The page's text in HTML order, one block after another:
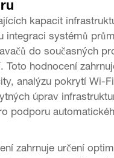
kapacit
integraci systémů
do současných
Toto hodnocení
analýzu pokrytí Wi-
úprav
podporu
zahrnuje určení